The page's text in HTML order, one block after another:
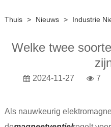
Thuis > Nieuws > Industrie
Welke twee
2024-11-27 7
Als nauwkeurig